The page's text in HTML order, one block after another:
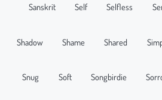
Sanskrit Self Selfless
Shadow Shame Shared
Snug Soft Songbirdie